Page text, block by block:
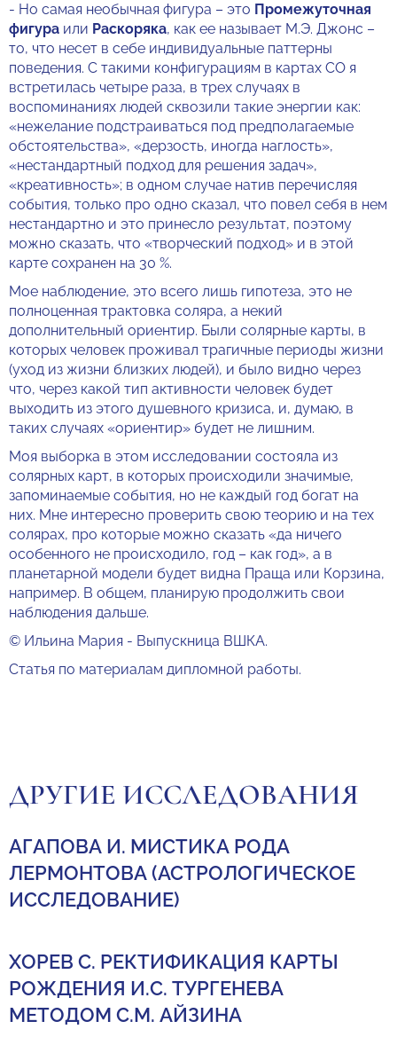
- Но самая необычная фигура – это Промежуточная
фигура или Раскоряка, как ее называет М.Э. Джонс –
то, что несет в себе индивидуальные паттерны
поведения. С такими конфигурациям в картах СО я
встретилась четыре раза, в трех случаях в
воспоминаниях людей сквозили такие энергии как:
«нежелание подстраиваться под предполагаемые
обстоятельства», «дерзость, иногда наглость»,
«нестандартный подход для решения задач»,
«креативность»; в одном случае натив перечисляя
события, только про одно сказал, что повел себя в нем
нестандартно и это принесло результат, поэтому
можно сказать, что «творческий подход» и в этой
карте сохранен на 30 %.
Мое наблюдение, это всего лишь гипотеза, это не
полноценная трактовка соляра, а некий
дополнительный ориентир. Были солярные карты, в
которых человек проживал трагичные периоды жизни
(уход из жизни близких людей), и было видно через
что, через какой тип активности человек будет
выходить из этого душевного кризиса, и, думаю, в
таких случаях «ориентир» будет не лишним.
Моя выборка в этом исследовании состояла из
солярных карт, в которых происходили значимые,
запоминаемые события, но не каждый год богат на
них. Мне интересно проверить свою теорию и на тех
солярах, про которые можно сказать «да ничего
особенного не происходило, год – как год», а в
планетарной модели будет видна Праща или Корзина,
например. В общем, планирую продолжить свои
наблюдения дальше.
© Ильина Мария - Выпускница ВШКА.
Статья по материалам дипломной работы.
ДРУГИЕ ИССЛЕДОВАНИЯ
АГАПОВА И. МИСТИКА РОДА
ЛЕРМОНТОВА (АСТРОЛОГИЧЕСКОЕ
ИССЛЕДОВАНИЕ)
ХОРЕВ С. РЕКТИФИКАЦИЯ КАРТЫ
РОЖДЕНИЯ И.С. ТУРГЕНЕВА
МЕТОДОМ С.М. АЙЗИНА